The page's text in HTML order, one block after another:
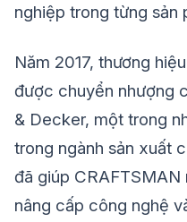
nghiệp trong từng sản
Năm 2017, thương
được chuyển nhượng
& Decker, một trong
trong ngành sản xuất
đã giúp
nâng cấp công nghệ